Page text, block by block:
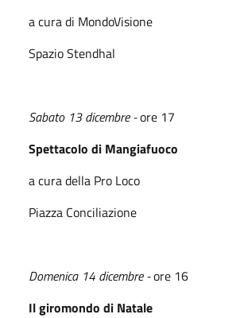
a cura di MondoVisione
Spazio Stendhal
Sabato 13 dicembre -ore 17
Spettacolo di Mangiafuoco
a cura della Pro Loco
Piazza Conciliazione
Domenica 14 dicembre -ore 16
Il giromondo di Natale